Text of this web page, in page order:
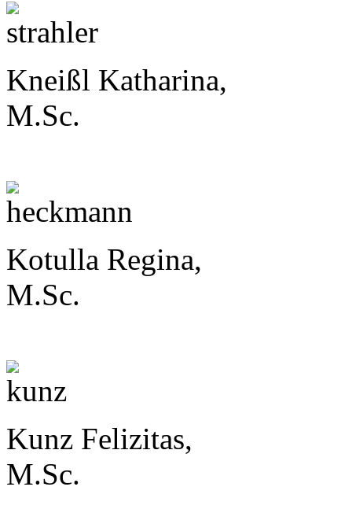
Kneißl Katharina,
M.Sc.
Kotulla Regina,
M.Sc.
Kunz Felizitas,
M.Sc.